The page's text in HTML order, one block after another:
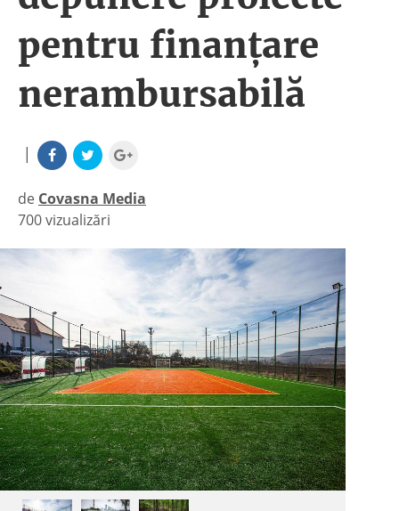
pentru finanțare
nerambursabilă
|
de Covasna Media
|
700 vizualizări